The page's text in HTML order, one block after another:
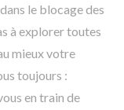
le blocage des
à explorer toutes
mieux votre
toujours :
en train de